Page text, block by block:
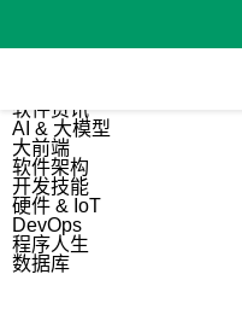
软件资讯
AI & 大模型
大前端
软件架构
开发技能
硬件 & IoT
DevOps
程序人生
数据库